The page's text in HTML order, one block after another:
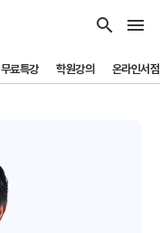
search menu
무료특강 학원강의 온라인서점